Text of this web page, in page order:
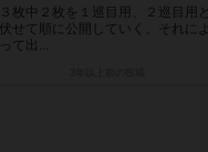
３枚中２枚を１巡目用、２巡目用と
伏せて順に公開していく。それによ
って出...